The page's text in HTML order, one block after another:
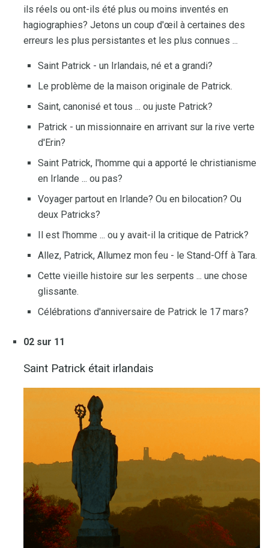
ils réels ou ont-ils été plus ou moins inventés en
hagiographies? Jetons un coup d'œil à certaines des
erreurs les plus persistantes et les plus connues ...
Saint Patrick - un Irlandais, né et a grandi?
Le problème de la maison originale de Patrick.
Saint, canonisé et tous ... ou juste Patrick?
Patrick - un missionnaire en arrivant sur la rive verte
d'Erin?
Saint Patrick, l'homme qui a apporté le christianisme
en Irlande ... ou pas?
Voyager partout en Irlande? Ou en bilocation? Ou
deux Patricks?
Il est l'homme ... ou y avait-il la critique de Patrick?
Allez, Patrick, Allumez mon feu - le Stand-Off à Tara.
Cette vieille histoire sur les serpents ... une chose
glissante.
Célébrations d'anniversaire de Patrick le 17 mars?
02 sur 11
Saint Patrick était irlandais